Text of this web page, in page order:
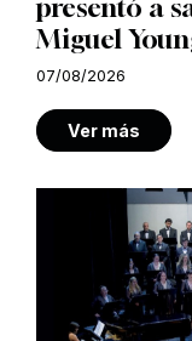
presentó a
Miguel
07/08/2026
Ver más